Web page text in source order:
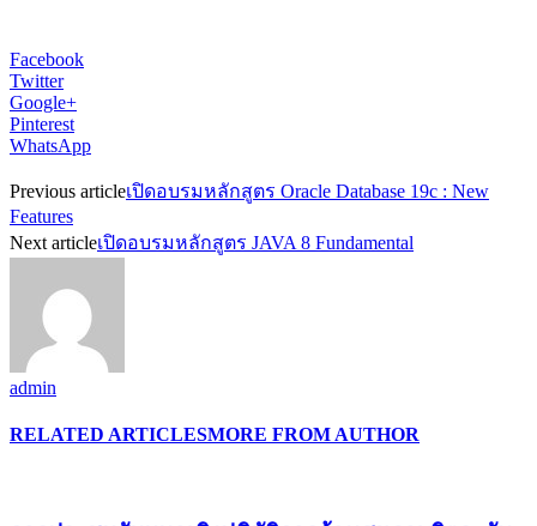
Facebook
Twitter
Google+
Pinterest
WhatsApp
Previous articleเปิดอบรมหลักสูตร Oracle Database 19c : New
Features
Next articleเปิดอบรมหลักสูตร JAVA 8 Fundamental
admin
RELATED ARTICLESMORE FROM AUTHOR